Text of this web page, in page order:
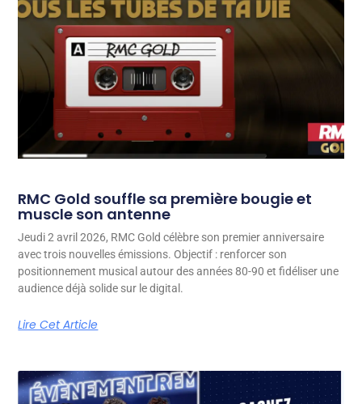
RMC Gold souffle sa première bougie et
muscle son antenne
Jeudi 2 avril 2026, RMC Gold célèbre son premier anniversaire
avec trois nouvelles émissions. Objectif : renforcer son
positionnement musical autour des années 80-90 et fidéliser une
audience déjà solide sur le digital.
Lire Cet Article